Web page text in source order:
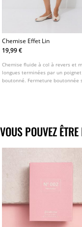
Chemise Effet Lin
19,99 €
Chemise fluide à col à revers et
longues terminées par un poignet
boutonné. Fermeture boutonnée
VOUS POUVEZ